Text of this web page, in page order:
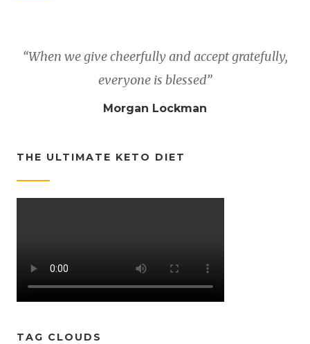
“When we give cheerfully and accept gratefully,
everyone is blessed”
Morgan Lockman
THE ULTIMATE KETO DIET
TAG CLOUDS